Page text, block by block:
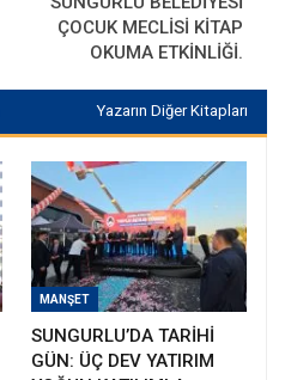
ÇOCUK MECLİSİ KİTAP
OKUMA ETKİNLİĞİ.
Yazarın Diğer Kitapları
MANŞET
SUNGURLU’DA TARİHİ
GÜN: ÜÇ DEV YATIRIM